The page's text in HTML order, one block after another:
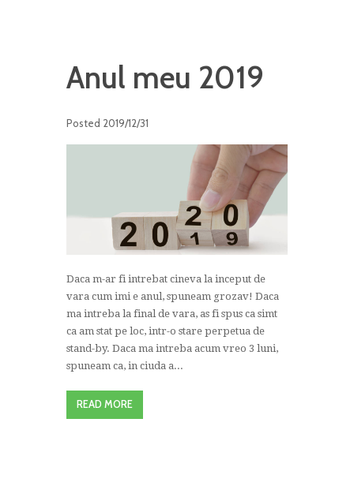
Anul meu 2019
Posted 2019/12/31
Daca m-ar fi intrebat cineva la inceput de
vara cum imi e anul, spuneam grozav! Daca
ma intreba la final de vara, as fi spus ca simt
ca am stat pe loc, intr-o stare perpetua de
stand-by. Daca ma intreba acum vreo 3 luni,
spuneam ca, in ciuda a...
READ MORE